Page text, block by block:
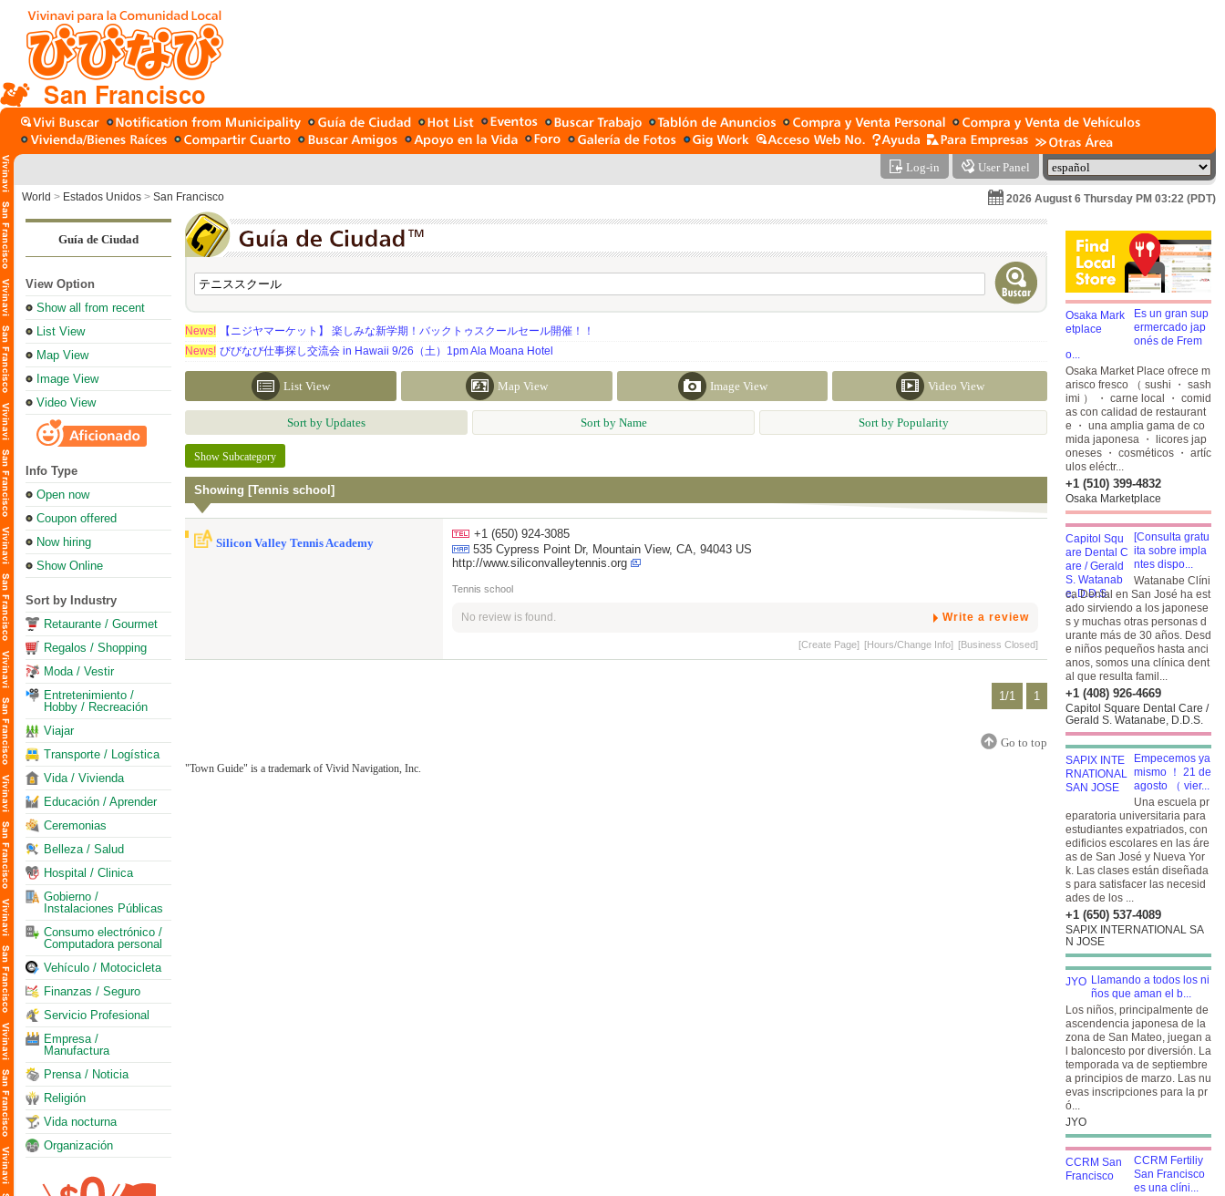
San Francisco
Log-in User Panel
World > Estados Unidos > San Francisco 2026 August 6 Thursday PM 03:22 (PDT)
Guía de Ciudad
View Option
Show all from recent
List View
Map View
Image View
Video View
Info Type
Open now
Coupon offered
Now hiring
Show Online
Sort by Industry
Retaurante / Gourmet
Regalos / Shopping
Moda / Vestir
Entretenimiento /
Hobby / Recreación
Viajar
Transporte / Logística
Vida / Vivienda
Educación / Aprender
Ceremonias
Belleza / Salud
Hospital / Clinica
Gobierno /
Instalaciones Públicas
Consumo electrónico /
Computadora personal
Vehículo / Motocicleta
Finanzas / Seguro
Servicio Profesional
Empresa /
Manufactura
Prensa / Noticia
Religión
Vida nocturna
Organización
News!
【ニジヤマーケット】 楽しみな新学期！バックトゥスクールセール開催！！
News! びびなび仕事探し交流会 in Hawaii 9/26（土）1pm Ala Moana Hotel
List View Map View Image View Video View
Sort by Updates Sort by Name Sort by Popularity
Show Subcategory
Showing [Tennis school]
Silicon Valley Tennis Academy
+1 (650) 924-3085
535 Cypress Point Dr, Mountain View, CA, 94043 US
http://www.siliconvalleytennis.org
Tennis school
No review is found. Write a review
[Create Page] [Hours/Change Info] [Business Closed]
1/1 1
Go to top
"Town Guide" is a trademark of Vivid Navigation, Inc.
Es un gran sup
ermercado jap
onés de Frem
o...
Osaka Market Place ofrece m
arisco fresco （ sushi ・ sash
imi ） ・ carne local ・ comid
as con calidad de restaurant
e ・ una amplia gama de co
mida japonesa ・ licores jap
oneses ・ cosméticos ・ artíc
ulos eléctr...
+1 (510) 399-4832
Osaka Marketplace
[Consulta gratu
ita sobre impla
ntes dispo...
Watanabe Clíni
ca Dental en San José ha est
ado sirviendo a los japonese
s y muchas otras personas d
urante más de 30 años. Desd
e niños pequeños hasta anci
anos, somos una clínica dent
al que resulta famil...
+1 (408) 926-4669
Capitol Square Dental Care /
Gerald S. Watanabe, D.D.S.
Empecemos ya
mismo ！ 21 de
agosto （ vier...
Una escuela pr
eparatoria universitaria para
estudiantes expatriados, con
edificios escolares en las áre
as de San José y Nueva Yor
k. Las clases están diseñada
s para satisfacer las necesid
ades de los ...
+1 (650) 537-4089
SAPIX INTERNATIONAL SA
N JOSE
Llamando a todos los ni
ños que aman el b...
Los niños, principalmente de
ascendencia japonesa de la
zona de San Mateo, juegan a
l baloncesto por diversión. La
temporada va de septiembre
a principios de marzo. Las nu
evas inscripciones para la pr
ó...
JYO
CCRM Fertiliy
San Francisco
es una clíni...